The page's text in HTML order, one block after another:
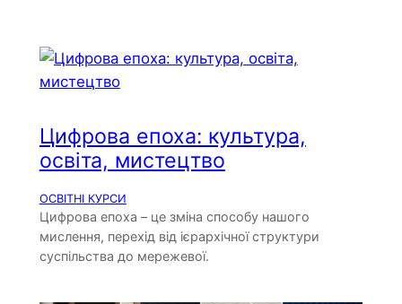
Цифрова епоха: культура,
освіта, мистецтво
ОСВІТНІ КУРСИ
Цифрова епоха – це зміна способу нашого
мислення, перехід від ієрархічної структури
суспільства до мережевої.